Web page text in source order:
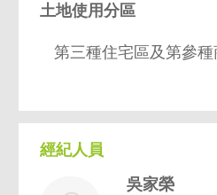
土地使用分區
第三種住宅區及第參
經紀人員
吳家榮